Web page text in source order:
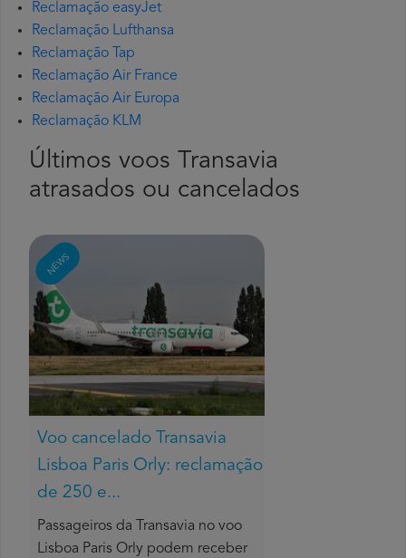
Reclamação easyJet
Reclamação Lufthansa
Reclamação Tap
Reclamação Air France
Reclamação Air Europa
Reclamação KLM
Últimos voos Transavia
atrasados ou cancelados
NEWS
Voo cancelado Transavia
Lisboa Paris Orly: reclamação
de 250 e...
Passageiros da Transavia no voo
Lisboa Paris Orly podem receber